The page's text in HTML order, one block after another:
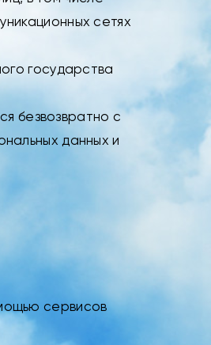
сетях
государства
безвозвратно с
данных и
сервисов